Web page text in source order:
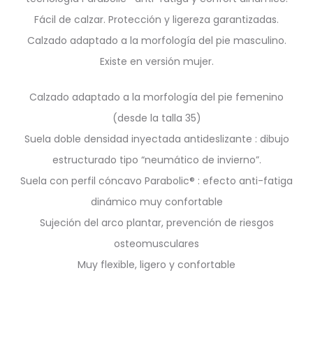
Fácil de calzar. Protección y ligereza garantizadas.
Calzado adaptado a la morfología del pie masculino.
Existe en versión mujer.
Calzado adaptado a la morfología del pie femenino
(desde la talla 35)
Suela doble densidad inyectada antideslizante : dibujo
estructurado tipo “neumático de invierno”.
Suela con perfil cóncavo Parabolic® : efecto anti-fatiga
dinámico muy confortable
Sujeción del arco plantar, prevención de riesgos
osteomusculares
Muy flexible, ligero y confortable